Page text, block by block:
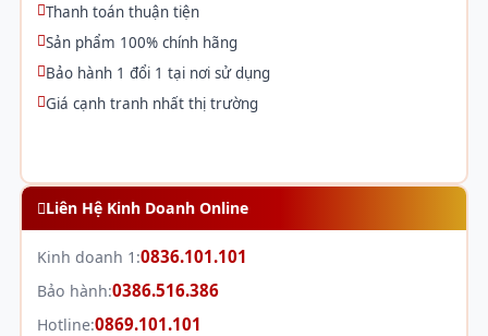
Thanh toán thuận tiện
Sản phẩm 100% chính hãng
Bảo hành 1 đổi 1 tại nơi sử dụng
Giá cạnh tranh nhất thị trường
Liên Hệ Kinh Doanh Online
Kinh doanh 1:0836.101.101
Bảo hành:0386.516.386
Hotline:0869.101.101